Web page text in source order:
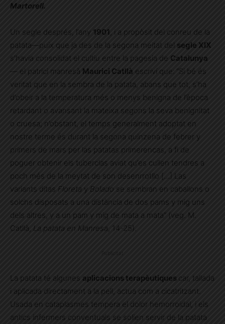
Martorell.
Un segle després, l’any 1901 , i a propòsit del conreu de la
patata—puix que ja des de la segona meitat del segle XIX
s’havia consolidat el cultiu entre la pagesia de Catalunya
— el patrici manresà Maurici Catllà escriví que: “Si bé és
veritat que en la sembra de la patata, abans que tot, s’ha
d’obeir a la temperatura més o menys benigna de l’època
retardant o avansant la mateixa segons la seva benignitat
o cruesa; n’obstant, el temps generalment adoptat en
nostre terme és durant la segona quinzena de febrer y
primers de mars per las patatas primerencas, a fi de
poguer obtenir els tuberclas aviat qu’es cullen tendres a
poch més de la meytat de son desenrrotllo […] Las
variants ditas Floreta y Bolado se sembran en caballons o
solchs disposats a una distància de dos pams y mig uns
dels altres, y a un pam y mig de mata a mata” (veg. M.
Catllà, La patata en Manresa , 14-25).
La patata té algunes aplicacions terapèutiques car, tallada
i aplicada directament a la pell, actua com a cicatritzant.
Usada en cataplasmes tempera el dolor hemorroidal, i els
antics infermers conventuals se solien servir de la patata